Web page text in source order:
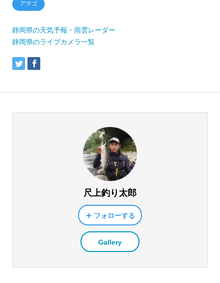
アマゴ
静岡県の天気予報・雨雲レーダー
静岡県のライブカメラ一覧
尺上釣り太郎
フォローする
Gallery